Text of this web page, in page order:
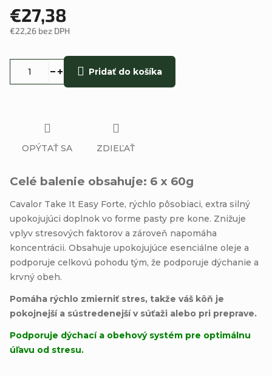
€27,38
€22,26 bez DPH
Pridať do košíka
Celé balenie obsahuje: 6 x 60g
Cavalor Take It Easy Forte, rýchlo pôsobiaci, extra silný
upokojujúci doplnok vo forme pasty pre kone. Znižuje
vplyv stresových faktorov a zároveň napomáha
koncentrácii. Obsahuje upokojujúce esenciálne oleje a
podporuje celkovú pohodu tým, že podporuje dýchanie a
krvný obeh.
Pomáha rýchlo zmierniť stres, takže váš kôň je
pokojnejší a sústredenejší v súťaži alebo pri preprave.
Podporuje dýchací a obehový systém pre optimálnu
úľavu od stresu.
OPÝTAŤ SA ZDIEĽAŤ